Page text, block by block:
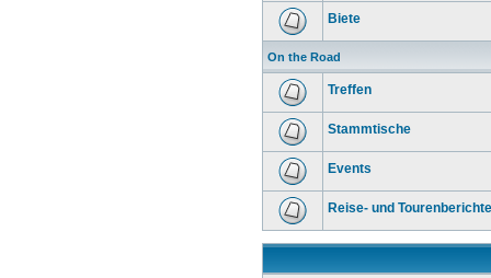
Biete
On the Road
Treffen
Stammtische
Events
Reise- und Tourenberichte